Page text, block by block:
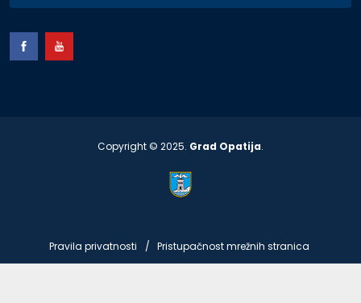
Copyright © 2025. Grad Opatija.
Pravila privatnosti Pristupačnost mrežnih stranica